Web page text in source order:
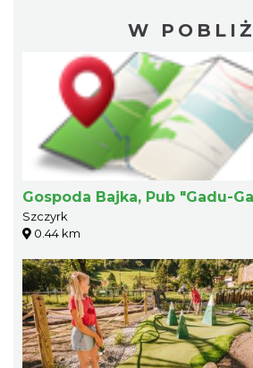
W
Gospoda Bajka, Pub "Gadu-
Szczyrk
0.44 km